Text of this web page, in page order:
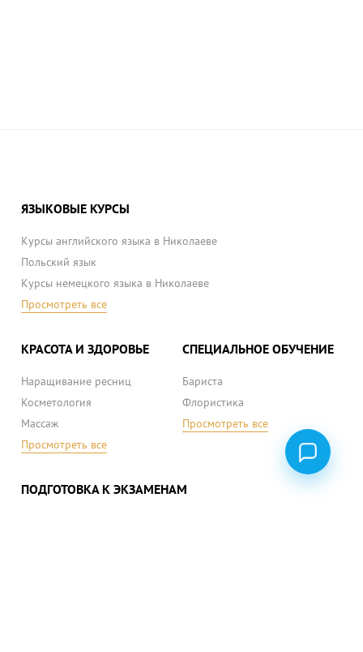
ЯЗЫКОВЫЕ КУРСЫ
Курсы английского языка в Николаеве
Польский язык
Курсы немецкого языка в Николаеве
Просмотреть все
КРАСОТА И ЗДОРОВЬЕ
Наращивание ресниц
Косметология
Массаж
Просмотреть все
СПЕЦИАЛЬНОЕ ОБУЧЕНИЕ
Бариста
Флористика
Просмотреть все
ПОДГОТОВКА К ЭКЗАМЕНАМ